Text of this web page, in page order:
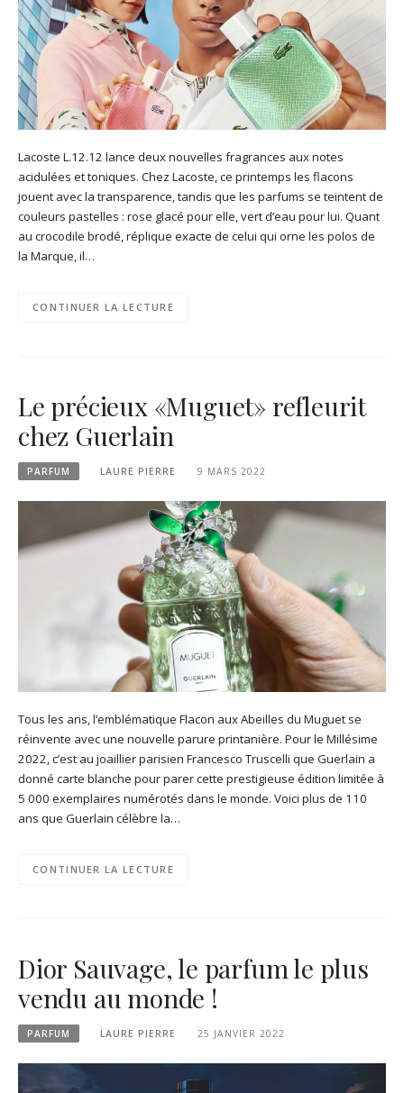
Lacoste L.12.12 lance deux nouvelles fragrances aux notes
acidulées et toniques. Chez Lacoste, ce printemps les flacons
jouent avec la transparence, tandis que les parfums se teintent de
couleurs pastelles : rose glacé pour elle, vert d’eau pour lui. Quant
au crocodile brodé, réplique exacte de celui qui orne les polos de
la Marque, il…
CONTINUER LA LECTURE
Le précieux «Muguet» refleurit
chez Guerlain
PARFUM LAURE PIERRE 9 MARS 2022
Tous les ans, l’emblématique Flacon aux Abeilles du Muguet se
réinvente avec une nouvelle parure printanière. Pour le Millésime
2022, c’est au joaillier parisien Francesco Truscelli que Guerlain a
donné carte blanche pour parer cette prestigieuse édition limitée à
5 000 exemplaires numérotés dans le monde. Voici plus de 110
ans que Guerlain célèbre la…
CONTINUER LA LECTURE
Dior Sauvage, le parfum le plus
vendu au monde !
PARFUM LAURE PIERRE 25 JANVIER 2022